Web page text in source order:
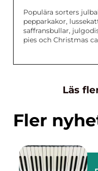
Populära sorters
pepparkakor,
saffransbullar,
pies och Christmas
Läs
Fler